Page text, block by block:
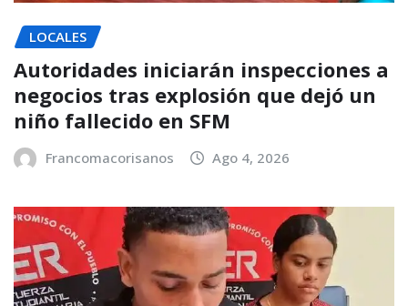
LOCALES
Autoridades iniciarán inspecciones a
negocios tras explosión que dejó un
niño fallecido en SFM
Francomacorisanos Ago 4, 2026